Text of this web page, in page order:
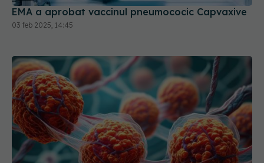
EMA a aprobat vaccinul pneumococic Capvaxive
03 feb 2025, 14:45